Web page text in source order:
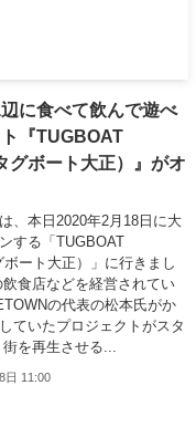
に食べて飲んで遊べ
『TUGBOAT
グボート大正）』がオ
、本日2020年2月18日に大
する「TUGBOAT
ート大正）」に行きまし
食店などを経営されてい
の代表の松本氏がか
ていたプロジェクトがスタ
を再生させる...
日 11:00